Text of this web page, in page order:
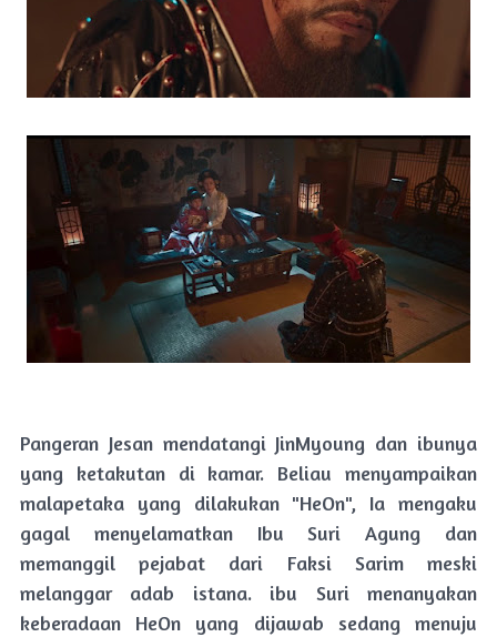
Pangeran Jesan mendatangi JinMyoung dan ibunya
yang ketakutan di kamar. Beliau menyampaikan
malapetaka yang dilakukan "HeOn", Ia mengaku
gagal menyelamatkan Ibu Suri Agung dan
memanggil pejabat dari Faksi Sarim meski
melanggar adab istana. ibu Suri menanyakan
keberadaan HeOn yang dijawab sedang menuju